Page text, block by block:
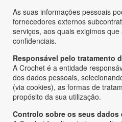
As suas informações pessoais
fornecedores externos
serviços, aos quais exigimos
confidenciais.
Responsável pelo tratamento
A Crochet é a entidade
dos dados pessoais,
(via cookies), as formas de
propósito da sua utilização.
Controlo sobre os seus dados